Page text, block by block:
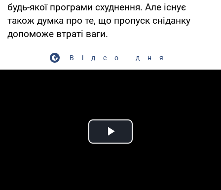
будь-якої програми схуднення. Але існує
також думка про те, що пропуск сніданку
допоможе втраті ваги.
Відео дня
Play Video